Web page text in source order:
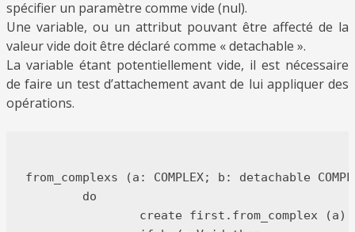
spécifier un paramètre comme vide (nul).
Une variable, ou un attribut pouvant être affecté de la
valeur vide doit être déclaré comme «detachable ».
La variable étant potentiellement vide, il est nécessaire
de faire un test d’attachement avant de lui appliquer des
opérations.
from_complexs (a: COMPLEX; b: detachable